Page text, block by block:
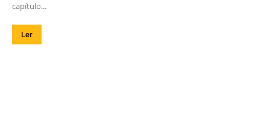
capítulo...
Ler